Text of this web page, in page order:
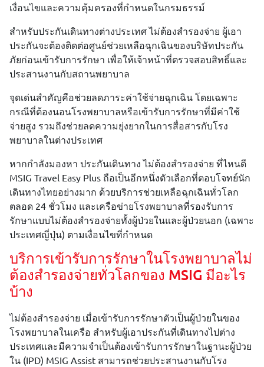
เงื่อนไขและความคุ้มครองที่กำหนดในกรมธรรม์
สำหรับประกันเดินทางต่างประเทศ ไม่ต้องสำรองจ่าย ผู้เอา
ประกันจะต้องติดต่อศูนย์ช่วยเหลือฉุกเฉินของบริษัทประกัน
ภัยก่อนเข้ารับการรักษา เพื่อให้เจ้าหน้าที่ตรวจสอบสิทธิ์และ
ประสานงานกับสถานพยาบาล
จุดเด่นสำคัญคือช่วยลดภาระค่าใช้จ่ายฉุกเฉิน โดยเฉพาะ
กรณีที่ต้องนอนโรงพยาบาลหรือเข้ารับการรักษาที่มีค่าใช้
จ่ายสูง รวมถึงช่วยลดความยุ่งยากในการสื่อสารกับโรง
พยาบาลในต่างประเทศ
หากกำลังมองหา ประกันเดินทาง ไม่ต้องสำรองจ่าย ที่ไหนดี
MSIG Travel Easy Plus ถือเป็นอีกหนึ่งตัวเลือกที่ตอบโจทย์นัก
เดินทางไทยอย่างมาก ด้วยบริการช่วยเหลือฉุกเฉินทั่วโลก
ตลอด 24 ชั่วโมง และเครือข่ายโรงพยาบาลที่รองรับการ
รักษาแบบไม่ต้องสำรองจ่ายทั้งผู้ป่วยในและผู้ป่วยนอก (เฉพาะ
ประเทศญี่ปุ่น) ตามเงื่อนไขที่กำหนด
บริการเข้ารับการรักษาในโรงพยาบาลไม่
ต้องสำรองจ่ายทั่วโลกของ MSIG มีอะไร
บ้าง
ไม่ต้องสำรองจ่าย เมื่อเข้ารับการรักษาตัวเป็นผู้ป่วยในของ
โรงพยาบาลในเครือ สำหรับผู้เอาประกันที่เดินทางไปต่าง
ประเทศและมีความจำเป็นต้องเข้ารับการรักษาในฐานะผู้ป่วย
ใน (IPD) MSIG Assist สามารถช่วยประสานงานกับโรง